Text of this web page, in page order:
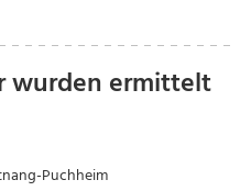
wurden ermittelt
Puchheim